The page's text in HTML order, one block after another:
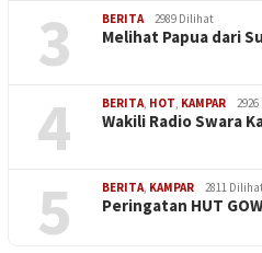
3 BERITA 2989 Dilihat
Melihat Papua dari
4 BERITA HOT KAMPAR
Wakili Radio Swara
5 BERITA KAMPAR 2811
Peringatan HUT